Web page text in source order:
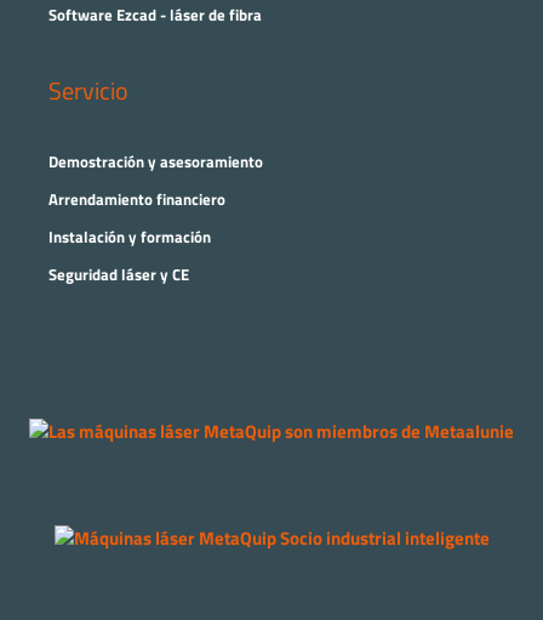
Software Ezcad - láser de fibra
Servicio
Demostración y asesoramiento
Arrendamiento financiero
Instalación y formación
Seguridad láser y CE